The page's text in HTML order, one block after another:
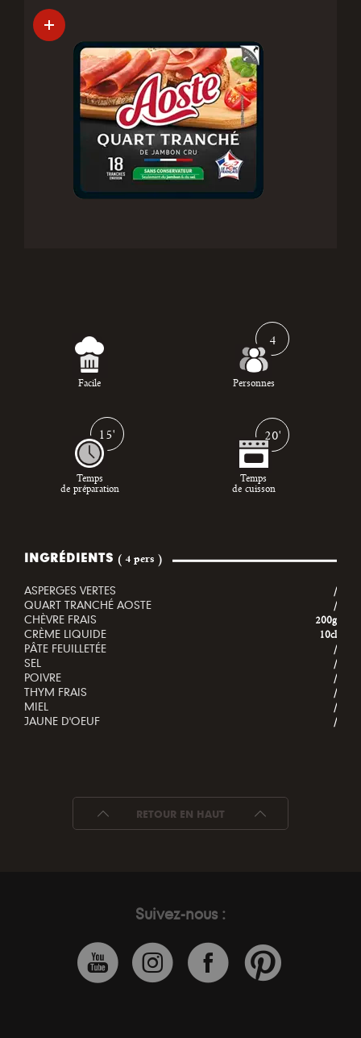
Facile
4
Personnes
15'
Temps
de préparation
20'
Temps
de cuisson
INGRÉDIENTS ( 4 pers )
ASPERGES VERTES /
QUART TRANCHÉ AOSTE /
CHÈVRE FRAIS 200g
CRÈME LIQUIDE 10cl
PÂTE FEUILLETÉE /
SEL /
POIVRE /
THYM FRAIS /
MIEL /
JAUNE D'OEUF /
RETOUR EN HAUT
Suivez-nous :